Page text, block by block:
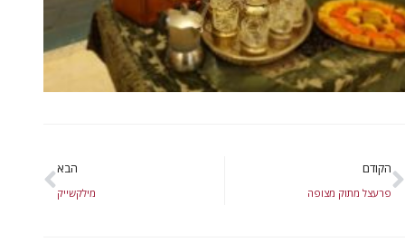
הקודם
פרעצל מתוק מצופה
הבא
מילקשייק